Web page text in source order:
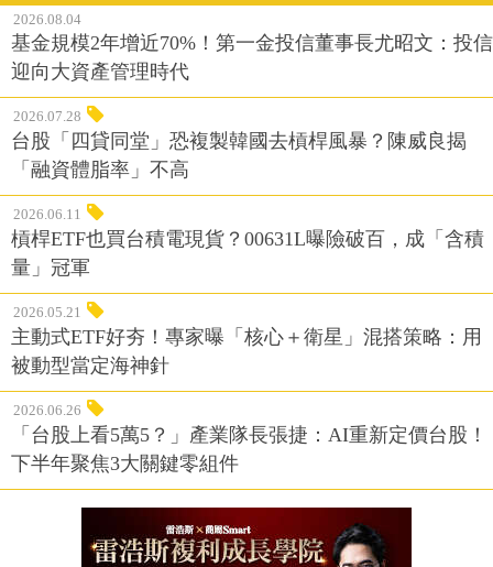
2026.08.04
基金規模2年增近70%！第一金投信董事長尤昭文：投信
迎向大資產管理時代
2026.07.28
台股「四貸同堂」恐複製韓國去槓桿風暴？陳威良揭
「融資體脂率」不高
2026.06.11
槓桿ETF也買台積電現貨？00631L曝險破百，成「含積
量」冠軍
2026.05.21
主動式ETF好夯！專家曝「核心＋衛星」混搭策略：用
被動型當定海神針
2026.06.26
「台股上看5萬5？」產業隊長張捷：AI重新定價台股！
下半年聚焦3大關鍵零組件